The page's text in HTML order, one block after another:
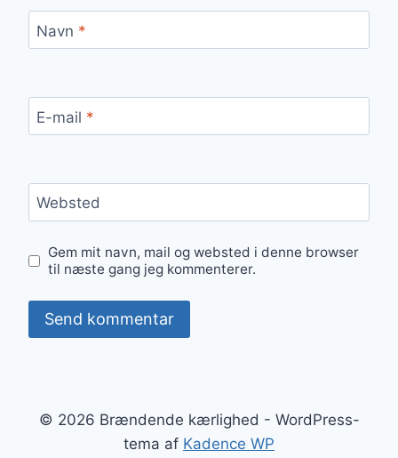
Navn *
E-mail *
Websted
Gem mit navn, mail og websted i denne browser
til næste gang jeg kommenterer.
© 2026 Brændende kærlighed - WordPress-
tema af Kadence WP